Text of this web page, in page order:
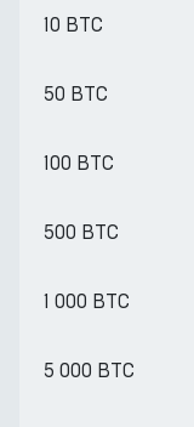
10 BTC
50 BTC
100 BTC
500 BTC
1 000 BTC
5 000 BTC